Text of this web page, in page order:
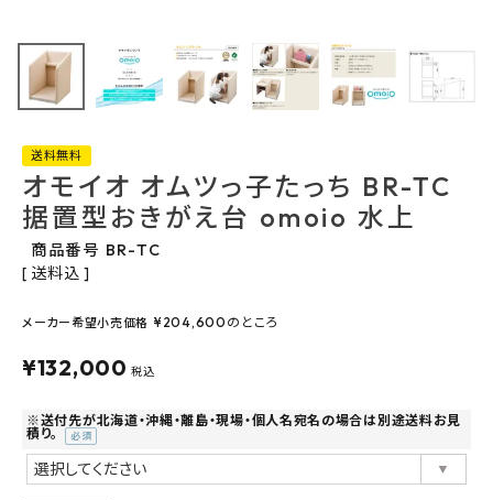
台 omoio 水上
(税込)
FAX注文はこちらから
カテゴリーから選ぶ
メーカーから選ぶ
メルマガ登録
送料無料
オモイオ オムツっ子たっち BR-TC
据置型おきがえ台 omoio 水上
商品番号 BR-TC
送料込
メーカー希望小売価格 ¥ 204,600 のところ
¥132,000 税込
※送付先が北海道・沖縄・離島・現場・個人名宛名の場合は別途送料お見
積り。
(必
須)